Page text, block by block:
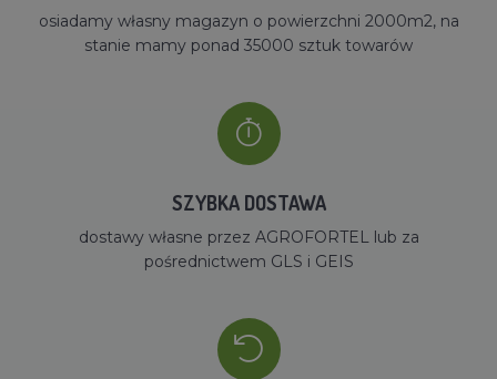
osiadamy własny magazyn o powierzchni 2000m2, na
stanie mamy ponad 35000 sztuk towarów
SZYBKA DOSTAWA
dostawy własne przez AGROFORTEL lub za
pośrednictwem GLS i GEIS